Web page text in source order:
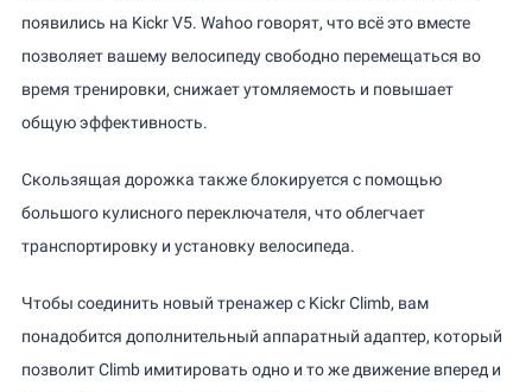
появились на Kickr V5. Wahoo говорят, что всё это вместе
позволяет вашему велосипеду свободно перемещаться во
время тренировки, снижает утомляемость и повышает
общую эффективность.
Скользящая дорожка также блокируется с помощью
большого кулисного переключателя, что облегчает
транспортировку и установку велосипеда.
Чтобы соединить новый тренажер с Kickr Climb, вам
понадобится дополнительный аппаратный адаптер, который
позволит Climb имитировать одно и то же движение вперед и